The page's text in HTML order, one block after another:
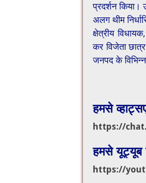
प्रदर्शन किया।
अलग थीम
क्षेत्रीय
कर विजेता
जनपद के
हमसे
https://
हमसे यूट्यूब
https://